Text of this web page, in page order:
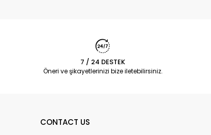
7 / 24 DESTEK
Öneri ve şikayetlerinizi bize iletebilirsiniz.
CONTACT US